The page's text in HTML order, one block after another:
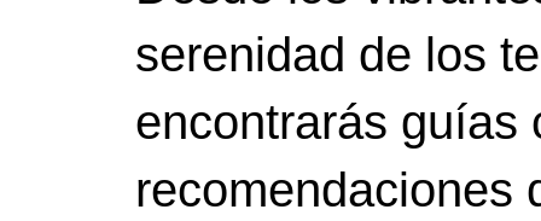
serenidad de los
encontrarás guías
recomendaciones